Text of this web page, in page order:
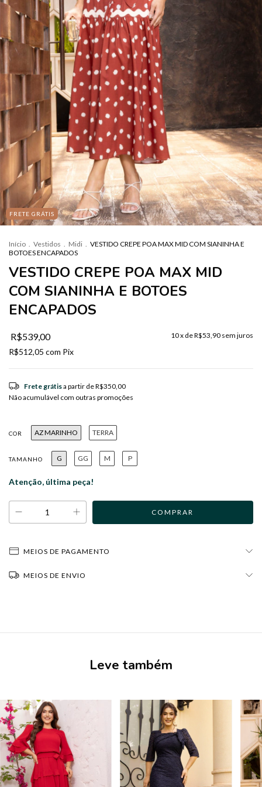
FRETE GRÁTIS
Início Vestidos Midi
VESTIDO CREPE POA MAX MID COM SIANINHA E
BOTOES ENCAPADOS
VESTIDO CREPE POA MAX MID
COM SIANINHA E BOTOES
ENCAPADOS
R$539,00 10x deR$53,90 sem juros
R$512,05 com Pix
Frete grátisa partir deR$350,00
Não acumulável com outras promoções
COR AZ MARINHO TERRA
TAMANHO G GG M P
Atenção, última peça!
MEIOS DE PAGAMENTO
MEIOS DE ENVIO
Leve também